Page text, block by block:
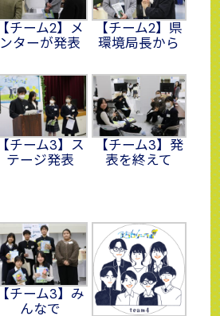
【チーム2】メ
ンターが発表
【チーム2】県
環境局長から
【チーム3】ス
テージ発表
【チーム3】発
表を終えて
【チーム3】み
んなで